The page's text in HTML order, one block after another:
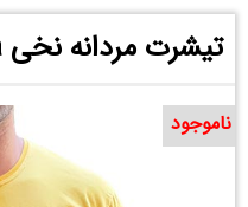
تیشرت مردانه نخی California زرد
ناموجود